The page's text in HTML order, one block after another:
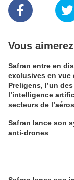
Vous
Safran entre en
exclusives en vue
Preligens, l’un
l’intelligence
secteurs de
Safran lance son
anti-drones